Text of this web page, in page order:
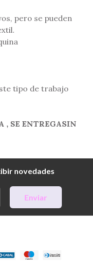
pero se pueden
tipo de trabajo
, SE ENTREGASIN
novedades
Enviar